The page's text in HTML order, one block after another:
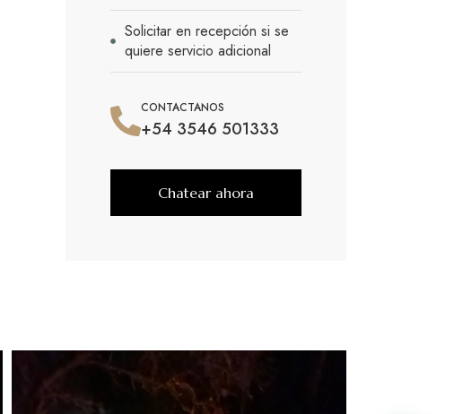
Solicitar en recepción si se
quiere servicio adicional
CONTACTANOS
+54 3546 501333
Chatear ahora